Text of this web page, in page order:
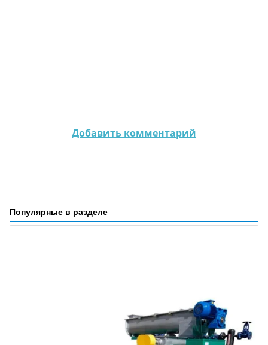
Добавить комментарий
Популярные в разделе